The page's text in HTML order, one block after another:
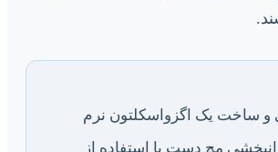
ساخت یک اگزواسکلتون نرم
مچ دست با استفاده از